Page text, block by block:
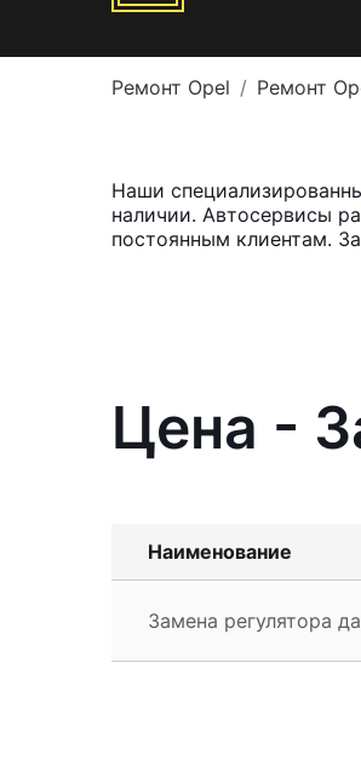
Ремонт Opel Ремонт
Наши
наличии. Автосервисы
постоянным клиентам.
Цена -
Наименование
Замена регулятора